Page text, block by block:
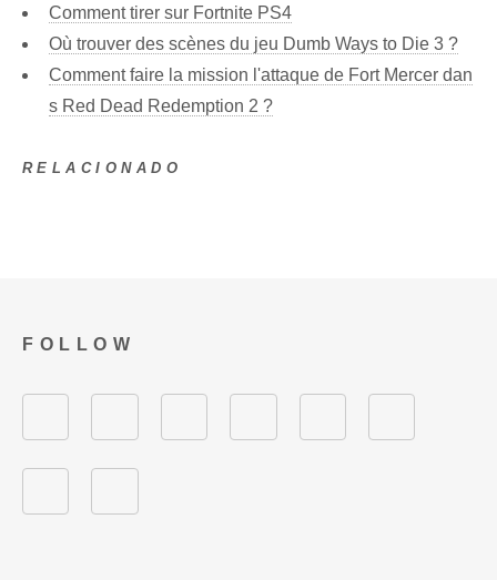
Comment tirer sur Fortnite PS4
Où trouver des scènes du jeu Dumb Ways to Die 3 ?
Comment faire la mission l'attaque de Fort Mercer dan
s Red Dead Redemption 2 ?
RELACIONADO
FOLLOW